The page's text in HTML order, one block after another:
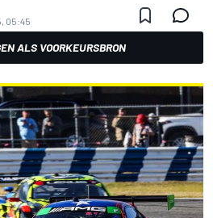
05:45
ALS VOORKEURSBRON